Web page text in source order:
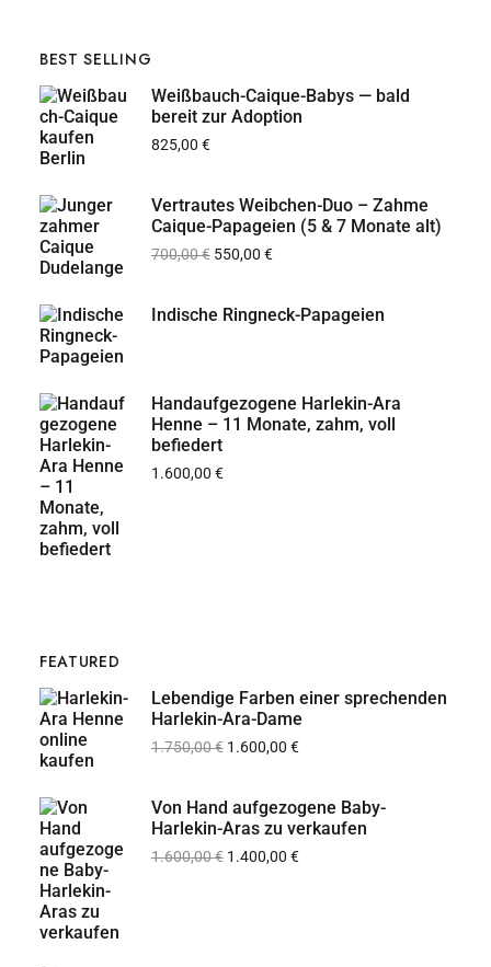
BEST SELLING
Weißbauch-Caique-Babys — bald
bereit zur Adoption
825,00 €
Vertrautes Weibchen-Duo – Zahme
Caique-Papageien (5 & 7 Monate alt)
700,00€ 550,00 €
Indische Ringneck-Papageien
Handaufgezogene Harlekin-Ara
Henne – 11 Monate, zahm, voll
befiedert
1.600,00 €
FEATURED
Lebendige Farben einer sprechenden
Harlekin-Ara-Dame
1.750,00€ 1.600,00 €
Von Hand aufgezogene Baby-
Harlekin-Aras zu verkaufen
1.600,00€ 1.400,00 €